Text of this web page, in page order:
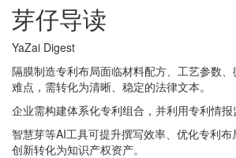
芽仔导读
YaZai Digest
隔膜制造专利布局面临材料配方、工艺参数
难点，需转化为清晰、稳定的法律文本。
企业需构建体系化专利组合，并利用专利情报
智慧芽等AI工具可提升撰写效率、优化专利
创新转化为知识产权资产。